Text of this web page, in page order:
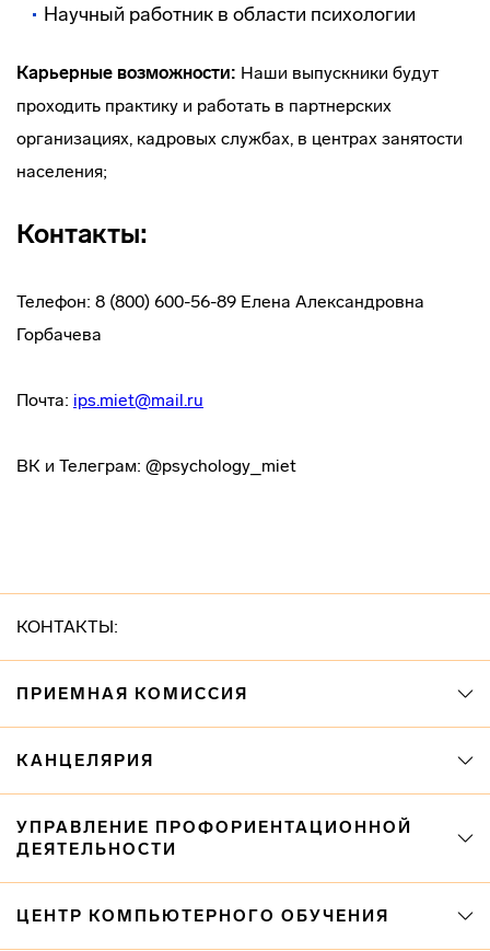
Научный работник в области психологии
Карьерные возможности: Наши выпускники будут
проходить практику и работать в партнерских
организациях, кадровых службах, в центрах занятости
населения;
Контакты:
Телефон: 8 (800) 600-56-89 Елена Александровна
Горбачева
Почта: ips.miet@mail.ru
ВК и Телеграм: @psychology_miet
КОНТАКТЫ:
ПРИЕМНАЯ КОМИССИЯ
КАНЦЕЛЯРИЯ
УПРАВЛЕНИЕ ПРОФОРИЕНТАЦИОННОЙ
ДЕЯТЕЛЬНОСТИ
ЦЕНТР КОМПЬЮТЕРНОГО ОБУЧЕНИЯ